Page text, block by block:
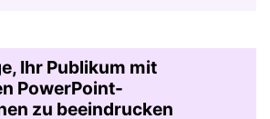
Ihr Publikum mit
PowerPoint-
zu beeindrucken